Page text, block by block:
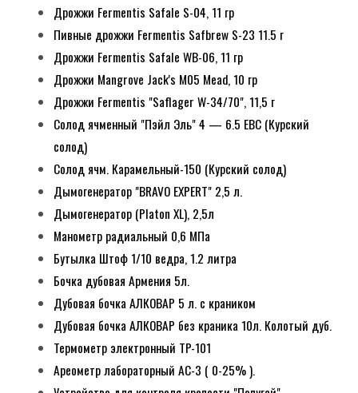
Дрожжи Fermentis Safale S-04, 11 гр
Пивные дрожжи Fermentis Safbrew S-23 11.5 г
Дрожжи Fermentis Safale WB-06, 11 гр
Дрожжи Mangrove Jack's M05 Mead, 10 гр
Дрожжи Fermentis "Saflager W-34/70", 11,5 г
Солод ячменный "Пэйл Эль" 4 — 6.5 EBC (Курский
солод)
Солод ячм. Карамельный-150 (Курский солод)
Дымогенератор "BRAVO EXPERT" 2,5 л.
Дымогенератор (Platon XL), 2,5л
Манометр радиальный 0,6 МПа
Бутылка Штоф 1/10 ведра, 1.2 литра
Бочка дубовая Армения 5л.
Дубовая бочка АЛКОВАР 5 л. с краником
Дубовая бочка АЛКОВАР без краника 10л. Колотый дуб.
Термометр электронный TP-101
Ареометр лабораторный АС-3 ( 0-25% ).